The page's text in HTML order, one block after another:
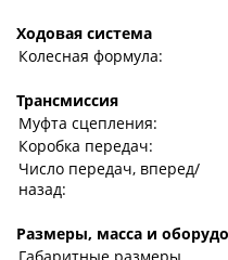
Ходовая система
Колесная формула:
Трансмиссия
Муфта сцепления:
Коробка передач:
Число передач, вперед/
назад:
Размеры, масса и